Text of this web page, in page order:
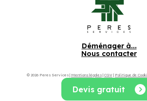
Déménager à...
Nous contacter
© 2026 Peres Services | Mentions légales | CGV | Politique de
Devis gratuit